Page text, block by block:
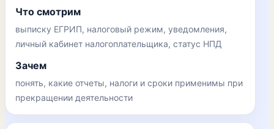
Что смотрим
выписку ЕГРИП, налоговый режим, уведомления,
личный кабинет налогоплательщика, статус НПД
Зачем
понять, какие отчеты, налоги и сроки применимы при
прекращении деятельности